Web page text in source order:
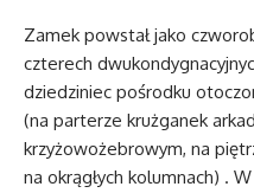
Zamek powstał jako
czterech
dziedziniec pośrodku
(na parterze krużganek
krzyżowożebrowym, na
na okrągłych kolumnach) .